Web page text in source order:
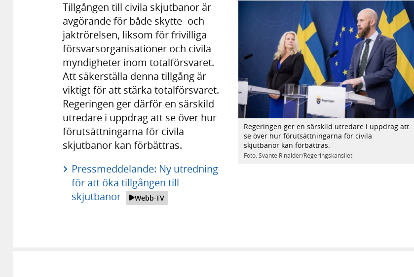
Regeringen ger en särskild utredare i uppdrag att
se över hur förutsättningarna för civila
skjutbanor kan förbättras.
Foto: Svante Rinalder/Regeringskansliet
Tillgången till civila skjutbanor är
avgörande för både skytte- och
jaktrörelsen, liksom för frivilliga
försvarsorganisationer och civila
myndigheter inom totalförsvaret.
Att säkerställa denna tillgång är
viktigt för att stärka totalförsvaret.
Regeringen ger därför en särskild
utredare i uppdrag att se över hur
förutsättningarna för civila
skjutbanor kan förbättras.
Pressmeddelande: Ny utredning
för att öka tillgången till
skjutbanor
Webb-TV